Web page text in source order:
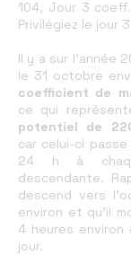
104, Jour 3
Privilégiez le jour
Il y a sur l'année
le 31 octobre
coefficient de
ce qui
potentiel de
car celui-ci
24 h à
descendante.
descend vers
environ et qu'il
4 heures
jour.